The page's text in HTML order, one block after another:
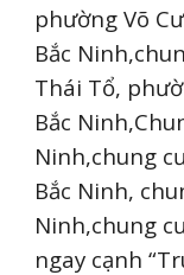
phường Võ
Bắc
Thái Tổ,
Bắc
Ninh,chung
Bắc Ninh,
Ninh,chung
ngay cạnh